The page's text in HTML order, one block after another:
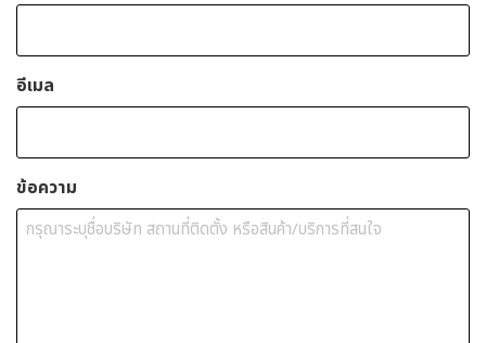
อีเมล
ข้อความ